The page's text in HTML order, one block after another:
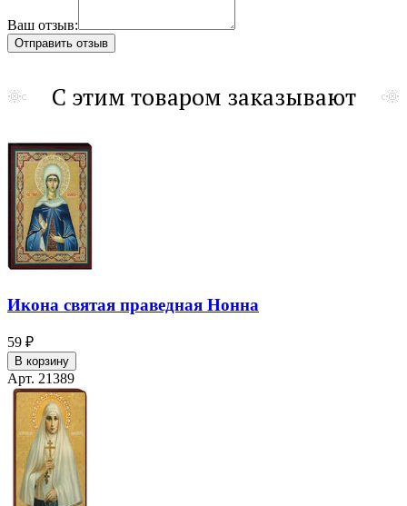
Ваш отзыв:
С этим товаром заказывают
Икона святая праведная Нонна
59 ₽
В корзину
Арт. 21389